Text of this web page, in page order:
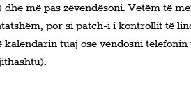
më pas zëvendësoni. Vetëm të
por si patch-i i kontrollit të
tuaj ose vendosni telefonin